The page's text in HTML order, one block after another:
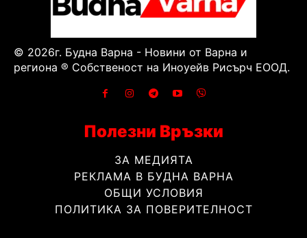
© 2026г. Будна Варна - Новини от Варна и
региона ® Собственост на Иноуейв Рисърч ЕООД.
Полезни Връзки
ЗА МЕДИЯТА
РЕКЛАМА В БУДНА ВАРНА
ОБЩИ УСЛОВИЯ
ПОЛИТИКА ЗА ПОВЕРИТЕЛНОСТ